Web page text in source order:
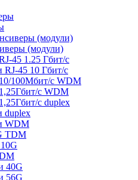
(модули)
45 1.25 Гбит/c
RJ-45 10 Гбит/c
100Мбит/с WDM
с WDM
с duplex
duplex
WDM
TDM
40G
56G